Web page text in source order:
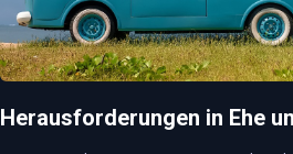
Herausforderungen in Ehe